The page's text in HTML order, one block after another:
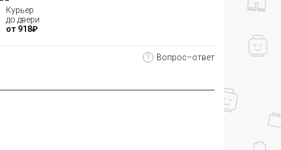
Курьер
до двери
от 918₽
? Вопрос–ответ